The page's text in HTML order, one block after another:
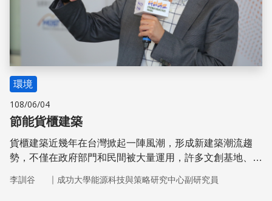
環境
108/06/04
節能貨櫃建築
貨櫃建築近幾年在台灣掀起一陣風潮，形成新建築潮流趨
勢，不僅在政府部門和民間被大量運用，許多文創基地、地
搖身一變成為打卡新熱點。
李訓谷 ｜ 成功大學能源科技與策略研究中心副研究員